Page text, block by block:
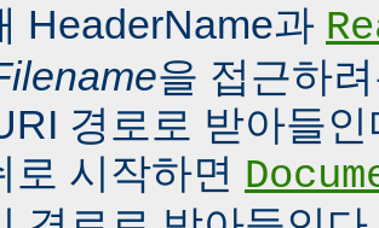
HeaderName과
을 접근하
경로로 받아들
로 시작하면